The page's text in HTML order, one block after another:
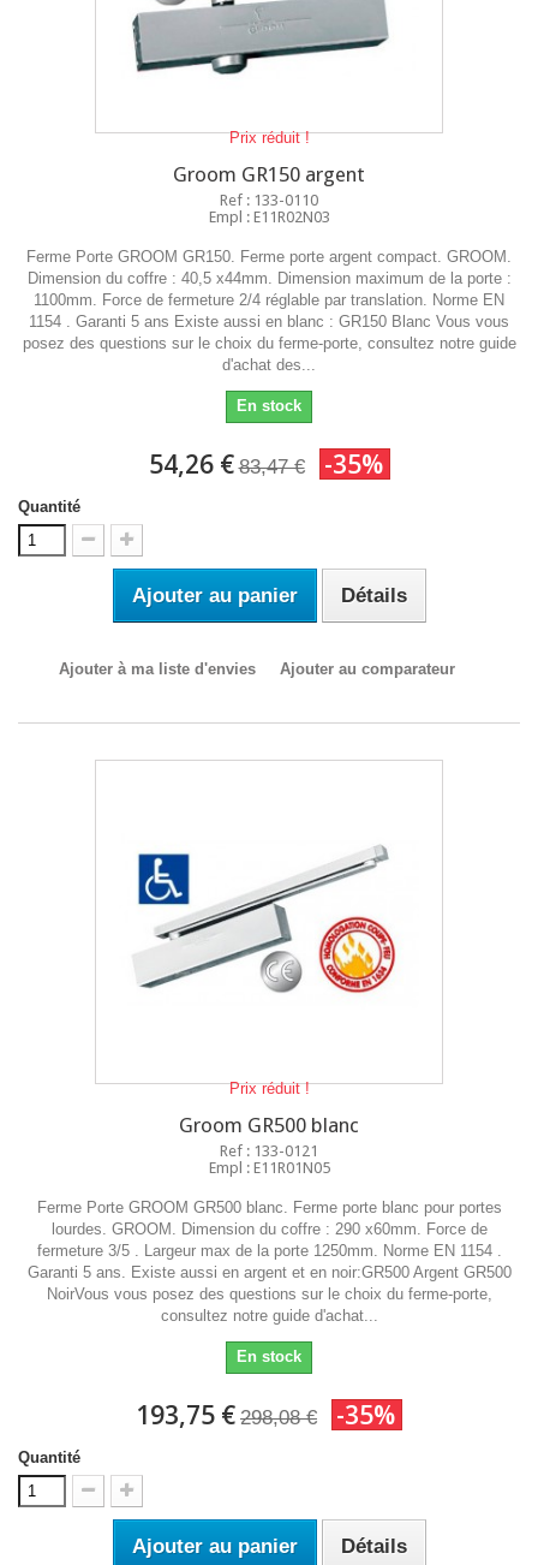
Prix réduit !
Groom GR150 argent
Ref : 133-0110
Empl : E11R02N03
Ferme Porte GROOM GR150. Ferme porte argent compact. GROOM.
Dimension du coffre : 40,5 x44mm. Dimension maximum de la porte :
1100mm. Force de fermeture 2/4 réglable par translation. Norme EN
1154 . Garanti 5 ans Existe aussi en blanc : GR150 Blanc Vous vous
posez des questions sur le choix du ferme-porte, consultez notre guide
d'achat des...
En stock
54,26 € 83,47 € -35%
Quantité
Ajouter au panier Détails
Ajouter à ma liste d'envies Ajouter au comparateur
Prix réduit !
Groom GR500 blanc
Ref : 133-0121
Empl : E11R01N05
Ferme Porte GROOM GR500 blanc. Ferme porte blanc pour portes
lourdes. GROOM. Dimension du coffre : 290 x60mm. Force de
fermeture 3/5 . Largeur max de la porte 1250mm. Norme EN 1154 .
Garanti 5 ans. Existe aussi en argent et en noir:GR500 Argent GR500
NoirVous vous posez des questions sur le choix du ferme-porte,
consultez notre guide d'achat...
En stock
193,75 € 298,08 € -35%
Quantité
Ajouter au panier Détails